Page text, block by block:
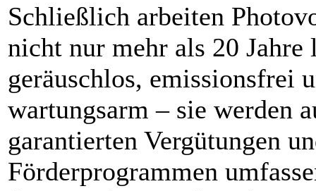
Schließlich arbeiten
nicht nur mehr als 20 Jahre
geräuschlos, emissionsfrei
wartungsarm – sie werden
garantierten Vergütungen
Förderprogrammen